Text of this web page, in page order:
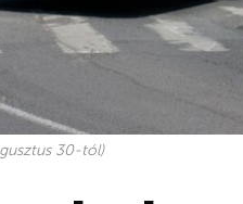
30-tól)